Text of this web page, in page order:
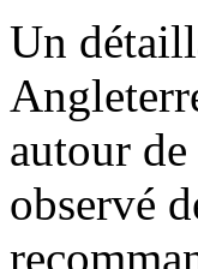
Un
autour
observé